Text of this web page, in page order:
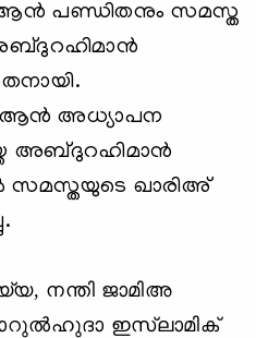
പണ്ഡിതനും സമസ്ത
അധ്യാപന
അബ്ദുറഹിമാന്‍
സമസ്തയുടെ ഖാരിഅ്
നന്തി ജാമിഅ
ദാറുല്‍ഹുദാ ഇസ്‌ലാമിക്